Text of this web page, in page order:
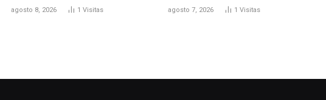
agosto 8, 2026 1 Visitas agosto 7, 2026 1 Visitas